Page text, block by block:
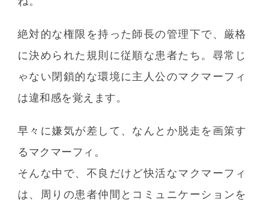
絶対的な権限を持った師長の管理下で、厳格
に決められた規則に従順な患者たち。尋常じ
ゃない閉鎖的な環境に主人公のマクマーフィ
は違和感を覚えます。
早々に嫌気が差して、なんとか脱走を画策す
るマクマーフィ。
そんな中で、不良だけど快活なマクマーフィ
は、周りの患者仲間とコミュニケーションを